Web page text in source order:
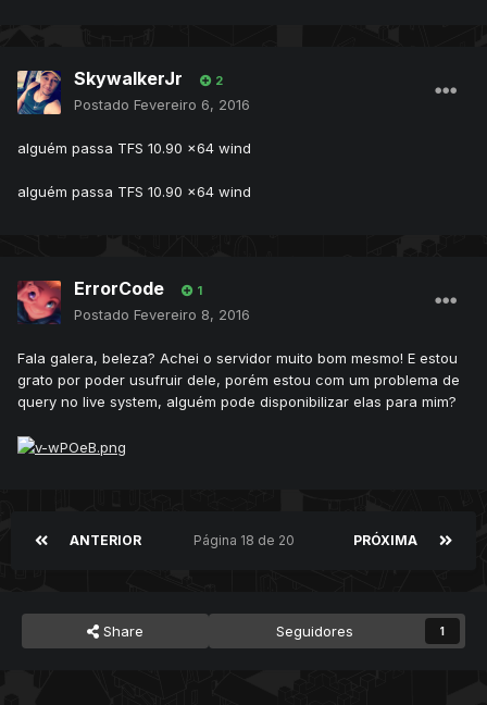
SkywalkerJr 2
Postado Fevereiro 6, 2016
alguém passa TFS 10.90 x64 wind
alguém passa TFS 10.90 x64 wind
ErrorCode 1
Postado Fevereiro 8, 2016
Fala galera, beleza? Achei o servidor muito bom mesmo! E estou
grato por poder usufruir dele, porém estou com um problema de
query no live system, alguém pode disponibilizar elas para mim?
ANTERIOR PRÓXIMA
Página 18 de 20
Share Seguidores 1